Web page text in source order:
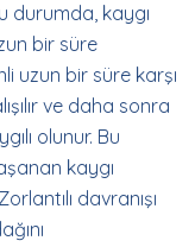
durumda, kaygı
bir süre
uzun bir süre karşı
ve daha sonra
olunur. Bu
kaygı
davranışı